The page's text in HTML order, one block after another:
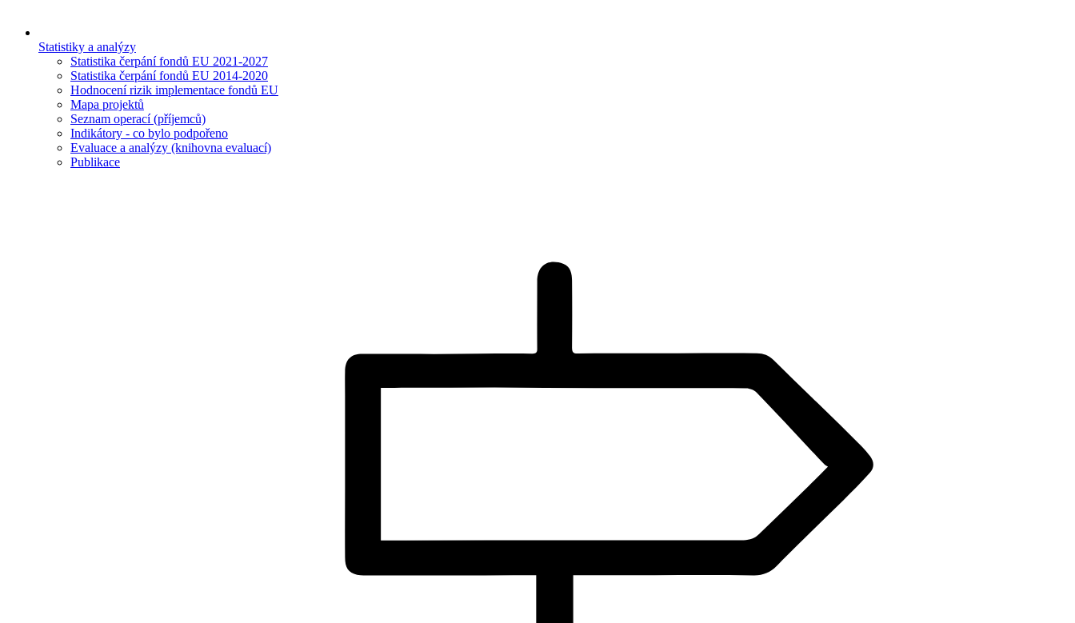
Statistiky a analýzy
Statistika čerpání fondů EU 2021-2027
Statistika čerpání fondů EU 2014-2020
Hodnocení rizik implementace fondů EU
Mapa projektů
Seznam operací (příjemců)
Indikátory - co bylo podpořeno
Evaluace a analýzy (knihovna evaluací)
Publikace